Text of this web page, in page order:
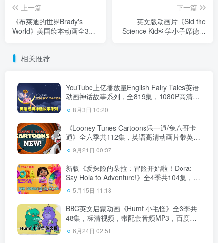
上一篇
《布莱迪的世界Brady's
World》美国绘本动画全30
下一篇
英文版动画片《Sid the
Science Kid科学小子席德》
相关推荐
YouTube上亿播放量English Fairy Tales英语
动画神话故事系列，全819集，1080P高清视
频带英文字幕，百度云网盘下载！
8月3日 10:20
《Looney Tunes Cartoons乐一通/兔八哥卡
通》全六季共112集，英语高清动画片带英文
字幕，百度云网盘下载
9月21日 00:37
新版《爱探险的朵拉：冒险开始啦！Dora:
Say Hola to Adventure!》全4季共104集，
1080P高清视频带英文字幕，带配套音频
MP3，百度云网盘下载！
5月15日 11:18
BBC英文启蒙动画《Humf 小毛怪》全3季共
48集，标清视频，带配套音频MP3，百度云
网盘下载！
6月24日 02:51